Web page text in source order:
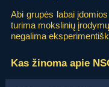
Abi grupės labai
turima mokslinių
negalima
Kas žinoma apie